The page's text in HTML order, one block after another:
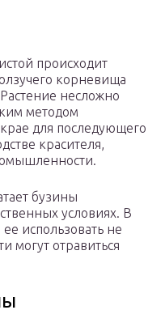
происходит
корневища
несложно
методом
для последующего
красителя,
бузины
условиях. В
использовать не
могут отравиться